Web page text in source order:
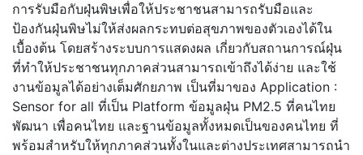
การรับมือกับฝุ่นพิษเพื่อให้ประชาชนสามารถรับมือและ
ป้องกันฝุ่นพิษไม่ให้ส่งผลกระทบต่อสุขภาพของตัวเองได้ใน
เบื้องต้น โดยสร้างระบบการแสดงผล เกี่ยวกับสถานการณ์ฝุ่น
ที่ทำให้ประชาชนทุกภาคส่วนสามารถเข้าถึงได้ง่าย และใช้
งานข้อมูลได้อย่างเต็มศักยภาพ เป็นที่มาของ Application :
Sensor for all ที่เป็น Platform ข้อมูลฝุ่น PM2.5 ที่คนไทย
พัฒนา เพื่อคนไทย และฐานข้อมูลทั้งหมดเป็นของคนไทย ที่
พร้อมสำหรับให้ทุกภาคส่วนทั้งในและต่างประเทศสามารถนำ